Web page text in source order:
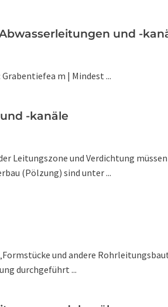
und -
m | Mindest ...
-kanäle
Leitungszone und Verdichtung
(Pölzung) sind unter ...
und andere
durchgeführt ...